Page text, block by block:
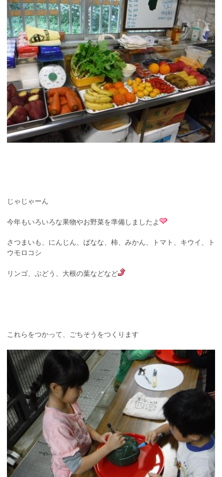
じゃじゃーん
今年もいろいろな果物やお野菜を準備しましたよ
さつまいも、にんじん、ばなな、柿、みかん、トマト、キウイ、ト
ウモロコシ
リンゴ、ぶどう、大根の葉などなど
これらをつかって、ごちそうをつくります